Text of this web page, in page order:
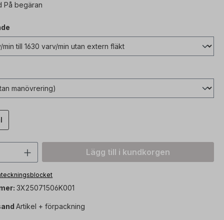
På begäran
Ange önskat värde eller
Lägg till i kundkorgen
3X25071506K001
Artikel + förpackning